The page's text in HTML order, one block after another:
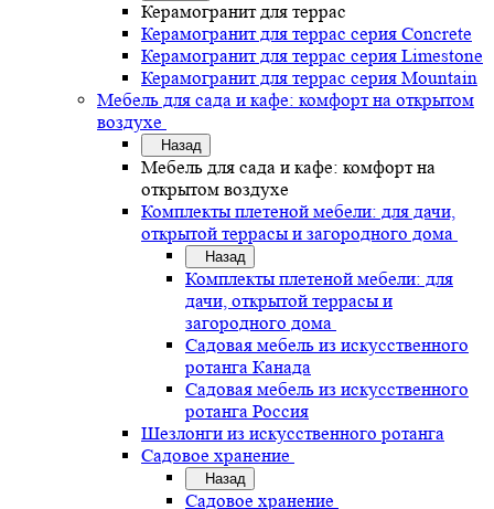
Керамогранит для террас
Керамогранит для террас серия Concrete
Керамогранит для террас серия Limestone
Керамогранит для террас серия Mountain
Мебель для сада и кафе: комфорт на открытом
воздухе
Назад
Мебель для сада и кафе: комфорт на
открытом воздухе
Комплекты плетеной мебели: для дачи,
открытой террасы и загородного дома
Назад
Комплекты плетеной мебели: для
дачи, открытой террасы и
загородного дома
Садовая мебель из искусственного
ротанга Канада
Садовая мебель из искусственного
ротанга Россия
Шезлонги из искусственного ротанга
Садовое хранение
Назад
Садовое хранение